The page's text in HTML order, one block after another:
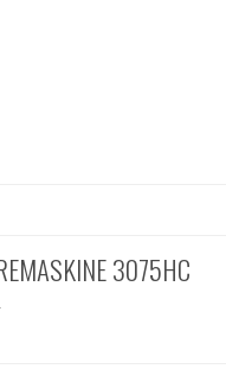
3075HC